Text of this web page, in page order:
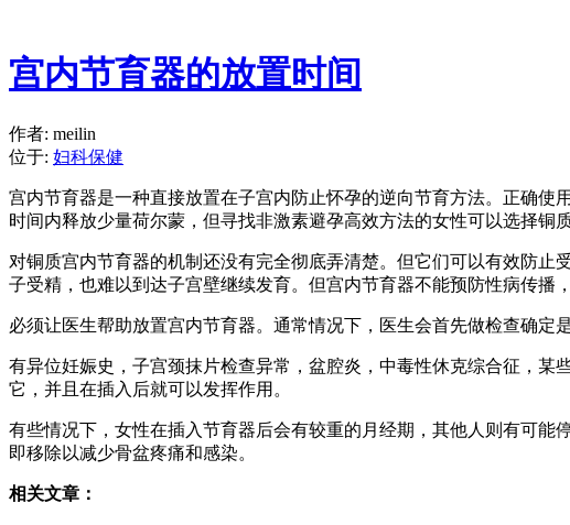
宫内节育器的放置时间
作者: meilin
位于: 妇科保健
宫内节育器是一种直接放置在子宫内防止怀孕的逆向节育方法。正确使
时间内释放少量荷尔蒙，但寻找非激素避孕高效方法的女性可以选择铜
对铜质宫内节育器的机制还没有完全彻底弄清楚。但它们可以有效防
子受精，也难以到达子宫壁继续发育。但宫内节育器不能预防性病传播
必须让医生帮助放置宫内节育器。通常情况下，医生会首先做检查确定
有异位妊娠史，子宫颈抹片检查异常，盆腔炎，中毒性休克综合征，
它，并且在插入后就可以发挥作用。
有些情况下，女性在插入节育器后会有较重的月经期，其他人则有可
即移除以减少骨盆疼痛和感染。
相关文章：